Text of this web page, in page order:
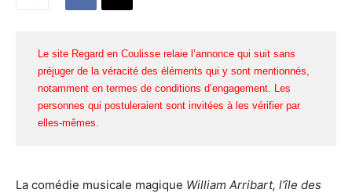
Le site Regard en Coulisse relaie l’annonce qui suit sans
préjuger de la véracité des éléments qui y sont mentionnés,
notamment en termes de conditions d’engagement. Les
personnes qui postuleraient sont invitées à les vérifier par
elles-mêmes.
La comédie musicale magique William Arribart, l’île des